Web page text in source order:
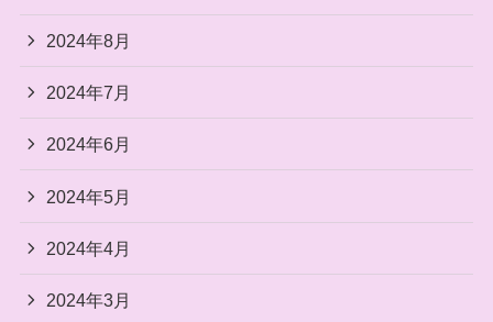
2024年8月
2024年7月
2024年6月
2024年5月
2024年4月
2024年3月